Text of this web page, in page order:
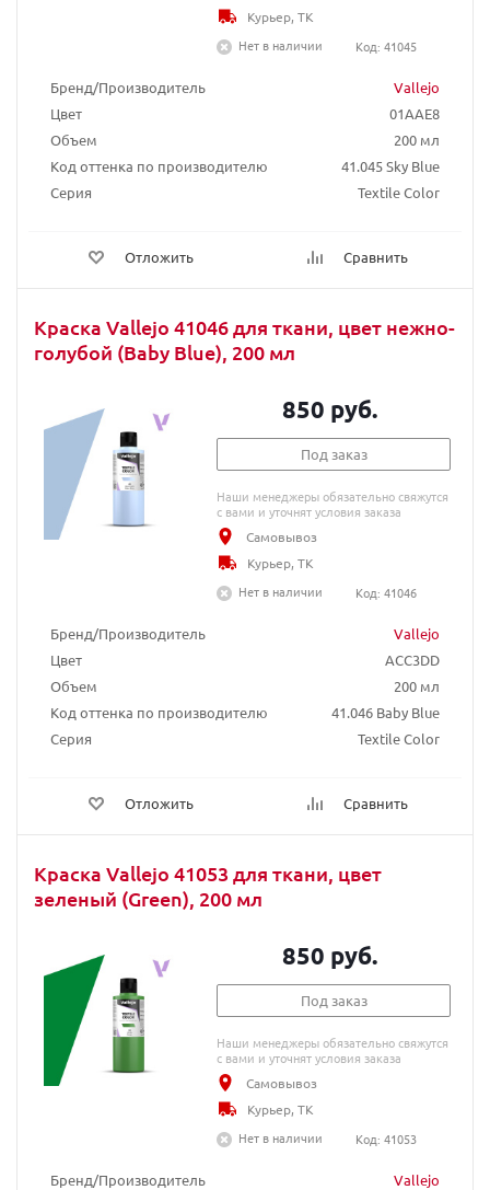
Бренд/Производитель
Vallejo
Цвет
01AAE8
Объем
200 мл
Код оттенка по производителю
41.045 Sky Blue
Серия
Textile Color
Отложить Сравнить
Курьер, ТК
Нет в наличии
Код: 41045
Краска Vallejo 41046 для ткани, цвет нежно-
голубой (Baby Blue), 200 мл
Бренд/Производитель
Vallejo
Цвет
ACC3DD
Объем
200 мл
Код оттенка по производителю
41.046 Baby Blue
Серия
Textile Color
Отложить Сравнить
850 руб.
Под заказ
Наши менеджеры обязательно свяжутся
с вами и уточнят условия заказа
Самовывоз
Курьер, ТК
Нет в наличии
Код: 41046
Краска Vallejo 41053 для ткани, цвет
зеленый (Green), 200 мл
Бренд/Производитель Vallejo
850 руб.
Под заказ
Наши менеджеры обязательно свяжутся
с вами и уточнят условия заказа
Самовывоз
Курьер, ТК
Нет в наличии
Код: 41053